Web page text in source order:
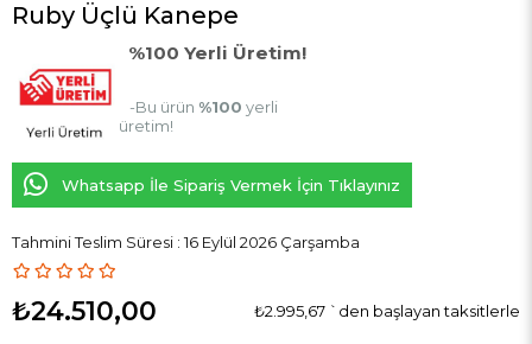
Ruby Üçlü Kanepe
%100 Yerli Üretim!
-Bu ürün %100 yerli
üretim!
Whatsapp İle Sipariş Vermek İçin Tıklayınız
Tahmini Teslim Süresi : 16 Eylül 2026 Çarşamba
₺24.510,00 ₺2.995,67 `den başlayan taksitlerle